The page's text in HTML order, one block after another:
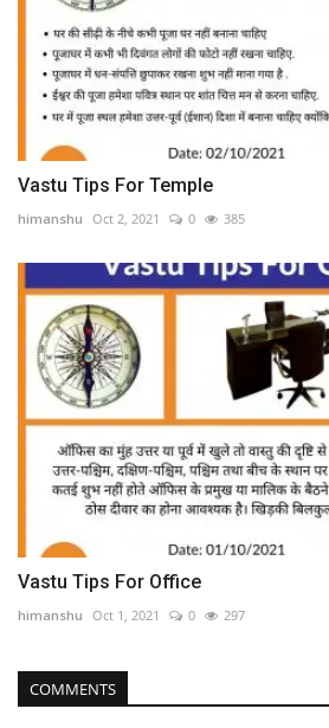
Vastu Tips For Temple
himanshu Oct 2, 2021 0 385
Vastu Tips For Office
himanshu Oct 1, 2021 0 297
COMMENTS